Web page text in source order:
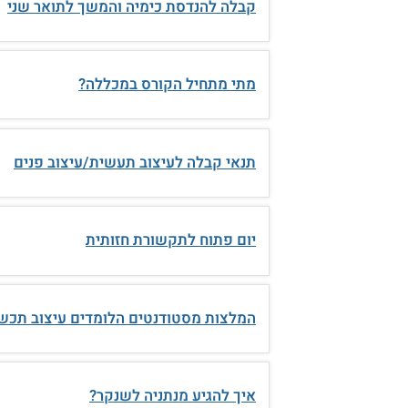
קבלה להנדסת כימיה והמשך לתואר שני
מתי מתחיל הקורס במכללה?
תנאי קבלה לעיצוב תעשית/עיצוב פנים
יום פתוח לתקשורת חזותית
המלצות מסטודנטים הלומדים עיצוב
איך להגיע מנתניה לשנקר?